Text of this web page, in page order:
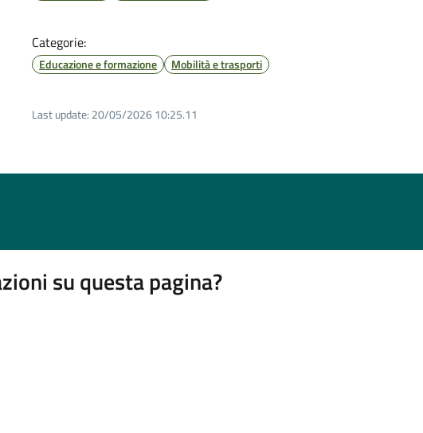
Categorie:
Educazione e formazione Mobilità e trasporti
Last update: 20/05/2026 10:25.11
su questa pagina?